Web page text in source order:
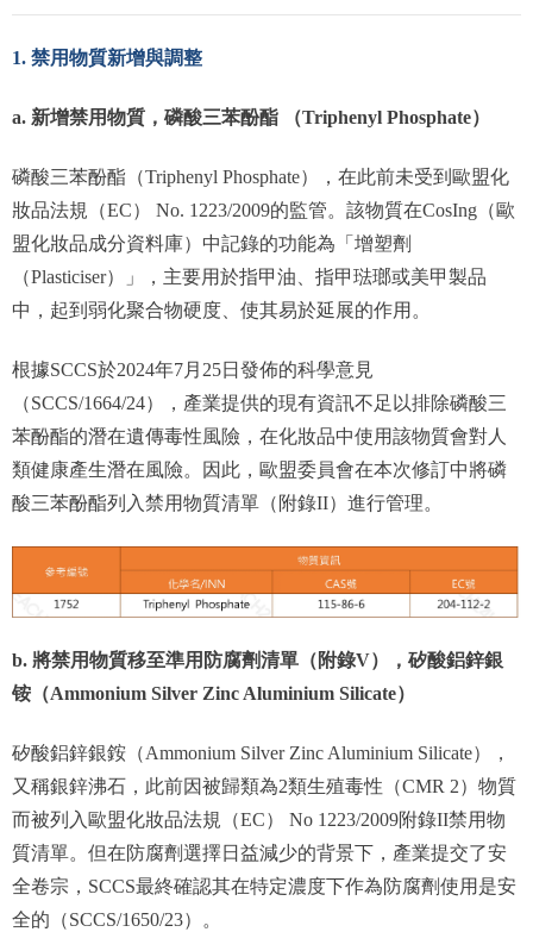
1. 禁用物質新增與調整
a. 新增禁用物質，磷酸三苯酚酯 （Triphenyl Phosphate）
磷酸三苯酚酯（Triphenyl Phosphate），在此前未受到歐盟化
妝品法規（EC） No. 1223/2009的監管。該物質在CosIng（歐
盟化妝品成分資料庫）中記錄的功能為「增塑劑
（Plasticiser）」，主要用於指甲油、指甲琺瑯或美甲製品
中，起到弱化聚合物硬度、使其易於延展的作用。
根據SCCS於2024年7月25日發佈的科學意見
（SCCS/1664/24），產業提供的現有資訊不足以排除磷酸三
苯酚酯的潛在遺傳毒性風險，在化妝品中使用該物質會對人
類健康產生潛在風險。因此，歐盟委員會在本次修訂中將磷
酸三苯酚酯列入禁用物質清單（附錄II）進行管理。
b. 將禁用物質移至準用防腐劑清單（附錄V），矽酸鋁鋅銀
铵（Ammonium Silver Zinc Aluminium Silicate）
矽酸鋁鋅銀銨（Ammonium Silver Zinc Aluminium Silicate），
又稱銀鋅沸石，此前因被歸類為2類生殖毒性（CMR 2）物質
而被列入歐盟化妝品法規（EC） No 1223/2009附錄II禁用物
質清單。但在防腐劑選擇日益減少的背景下，產業提交了安
全卷宗，SCCS最終確認其在特定濃度下作為防腐劑使用是安
全的（SCCS/1650/23）。